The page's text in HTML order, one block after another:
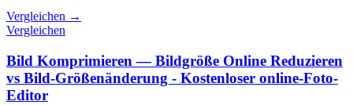
Vergleichen →
Vergleichen
Bild Komprimieren — Bildgröße Online Reduzieren
vs Bild-Größenänderung - Kostenloser online-Foto-
Editor